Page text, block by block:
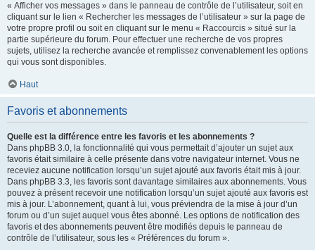
« Afficher vos messages » dans le panneau de contrôle de l’utilisateur, soit en
cliquant sur le lien « Rechercher les messages de l’utilisateur » sur la page de
votre propre profil ou soit en cliquant sur le menu « Raccourcis » situé sur la
partie supérieure du forum. Pour effectuer une recherche de vos propres
sujets, utilisez la recherche avancée et remplissez convenablement les options
qui vous sont disponibles.
Haut
Favoris et abonnements
Quelle est la différence entre les favoris et les abonnements ?
Dans phpBB 3.0, la fonctionnalité qui vous permettait d’ajouter un sujet aux
favoris était similaire à celle présente dans votre navigateur internet. Vous ne
receviez aucune notification lorsqu’un sujet ajouté aux favoris était mis à jour.
Dans phpBB 3.3, les favoris sont davantage similaires aux abonnements. Vous
pouvez à présent recevoir une notification lorsqu’un sujet ajouté aux favoris est
mis à jour. L’abonnement, quant à lui, vous préviendra de la mise à jour d’un
forum ou d’un sujet auquel vous êtes abonné. Les options de notification des
favoris et des abonnements peuvent être modifiés depuis le panneau de
contrôle de l’utilisateur, sous les « Préférences du forum ».